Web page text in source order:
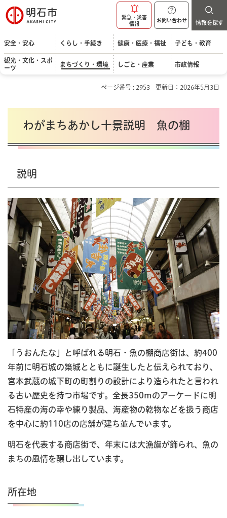
明石市
緊急・災害
情報
お問い合わせ 情報を探す
安全・安心 くらし・手続き 健康・医療・福祉 子ども・教育
観光・文化・スポ
ーツ
まちづくり・環境 しごと・産業 市政情報
ページ番号 : 2953 更新日：2026年5月3日
わがまちあかし十景説明 魚の棚
説明
「うおんたな」と呼ばれる明石・魚の棚商店街は、約400
年前に明石城の築城とともに誕生したと伝えられており、
宮本武蔵の城下町の町割りの設計により造られたと言われ
る古い歴史を持つ市場です。全長350mのアーケードに明
石特産の海の幸や練り製品、海産物の乾物などを扱う商店
を中心に約110店の店舗が建ち並んでいます。
明石を代表する商店街で、年末には大漁旗が飾られ、魚の
まちの風情を醸し出しています。
所在地